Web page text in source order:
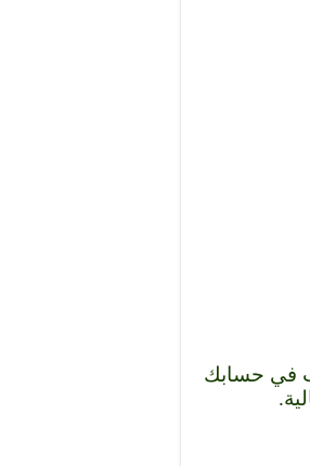
في حسابك